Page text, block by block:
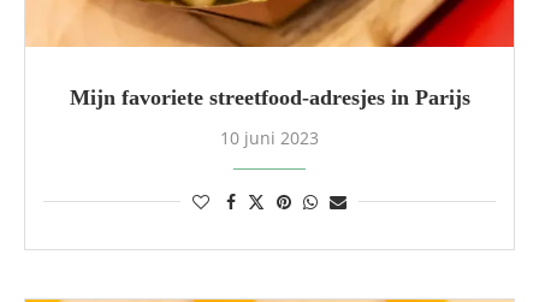
Mijn favoriete streetfood-adresjes in Parijs
10 juni 2023